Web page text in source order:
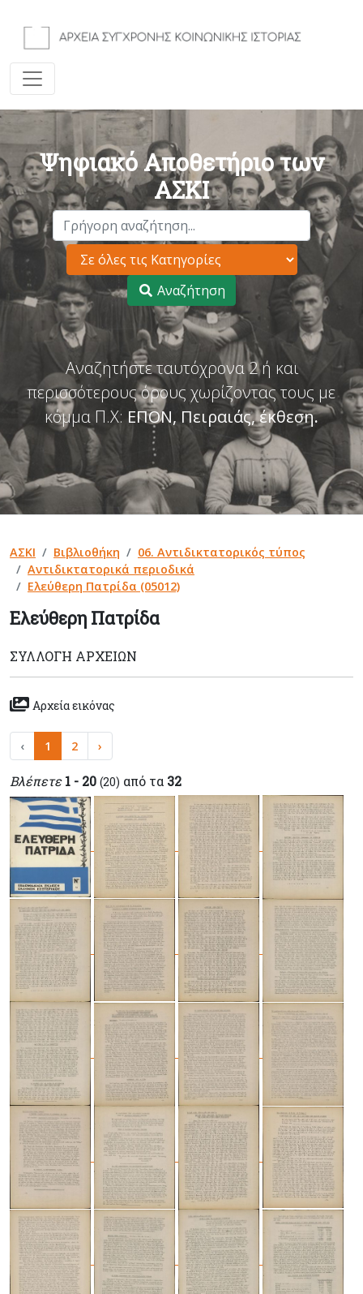
Ψηφιακό Αποθετήριο των
ΑΣΚΙ
Αναζήτηση
Αναζητήστε ταυτόχρονα 2 ή και
περισσότερους όρους χωρίζοντας τους με
κόμμα Π.Χ: ΕΠΟΝ, Πειραιάς, έκθεση.
ΑΣΚΙ Βιβλιοθήκη
06. Αντιδικτατορικός τύπος
Αντιδικτατορικά περιοδικά
Ελεύθερη Πατρίδα (05012)
Ελεύθερη Πατρίδα
ΣΥΛΛΟΓΉ ΑΡΧΕΊΩΝ
Αρχεία εικόνας
‹ 1 2 ›
Βλέπετε 1 - 20 (20) από τα 32